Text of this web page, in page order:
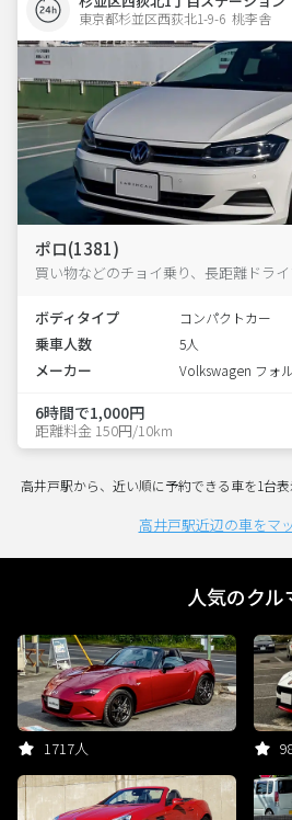
東京都杉並区西荻北1-9-6  桃李舎
ポロ(1381)
買い物などのチョイ乗り、長距離ドラ
ボディタイプ コンパクトカー
乗車人数 5人
メーカー Volkswagen フォ
6時間で1,000円
距離料金 150円/10km
高井戸駅から、近い順に予約できる車を1台表
高井戸駅近辺の車をマ
人気のクル
1717人